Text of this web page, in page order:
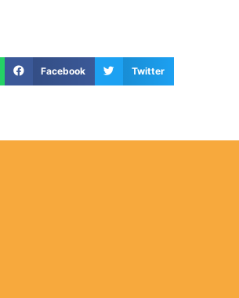
Facebook Twitter